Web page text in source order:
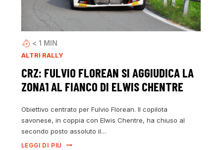
< 1 MIN
ALTRI RALLY
CRZ: FULVIO FLOREAN SI AGGIUDICA LA
ZONA1 AL FIANCO DI ELWIS CHENTRE
Obiettivo centrato per Fulvio Florean. Il copilota
savonese, in coppia con Elwis Chentre, ha chiuso al
secondo posto assoluto il…
LEGGI DI PIÙ